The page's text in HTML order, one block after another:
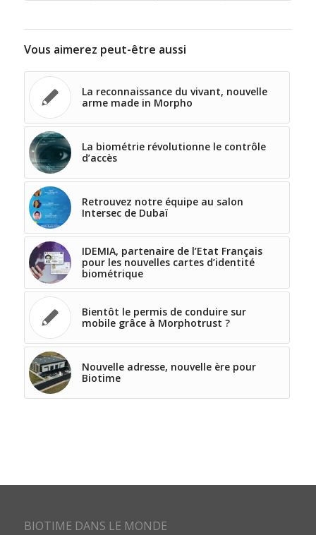
Vous aimerez peut-être aussi
La reconnaissance du vivant, nouvelle
arme made in Morpho
La biométrie révolutionne le contrôle
d’accès
Retrouvez notre équipe au salon
Intersec de Dubaï
IDEMIA, partenaire de l’Etat Français
pour les nouvelles cartes d’identité
biométrique
Bientôt le permis de conduire sur
mobile grâce à Morphotrust ?
Nouvelle adresse, nouvelle ère pour
Biotime
BIOTIME DANS LE MONDE